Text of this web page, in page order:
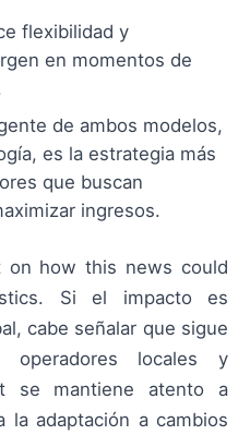
flexibilidad y
en momentos de
de ambos modelos,
es la estrategia más
que buscan
ingresos.
on how this news could
Si el impacto es
cabe señalar que sigue
operadores locales y
se mantiene atento a
la adaptación a cambios